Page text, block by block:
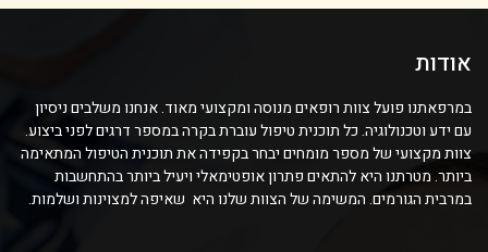
אודות
במרפאתנו פועל צוות רופאים מנוסה ומקצועי מאוד. אנחנו משלבים ניסיון
עם ידע וטכנולוגיה. כל תוכנית טיפול עוברת בקרה במספר דרגים לפני ביצוע.
צוות מקצועי של מספר מומחים יבחר בקפידה את תוכנית הטיפול המתאימה
ביותר. מטרתנו היא להתאים פתרון אופטימאלי ויעיל ביותר בהתחשבות
במרבית הגורמים. המשימה של הצוות שלנו היא שאיפה למצוינות ושלמות.